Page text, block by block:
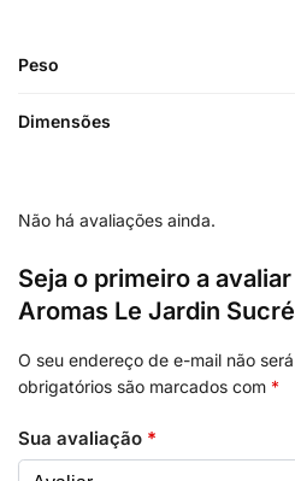
Peso
Dimensões
Não há avaliações ainda.
Seja o primeiro a
Aromas Le Jardin
O seu endereço de e-mail não
obrigatórios são marcados com *
Sua avaliação *